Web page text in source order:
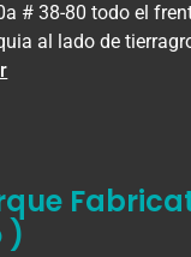
# 38-80 todo el
al lado de
)